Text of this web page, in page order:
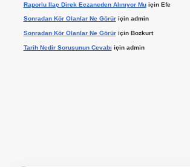
Raporlu Ilaç Direk Eczaneden Alınıyor Muiçin Efe
Sonradan Kör Olanlar Ne Görüriçin admin
Sonradan Kör Olanlar Ne Görüriçin Bozkurt
Tarih Nedir Sorusunun Cevabı için admin